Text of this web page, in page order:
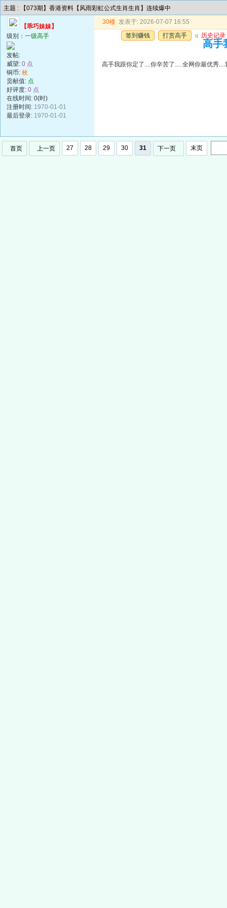
主题 : 【073期】香港资料【风雨彩虹公式生肖生肖】连续爆中
【乖巧妹妹】
级别： 一级高手
发帖:
威望: 0 点
铜币: 枚
贡献值: 点
好评度: 0 点
在线时间: 0(时)
注册时间: 1970-01-01
最后登录: 1970-01-01
30楼 发表于: 2026-07-07 16:55
签到赚钱
打赏高手 u 历史记录
高手
高手我跟你定了....你辛苦了.....全网你最优秀
首页 上一页 27 28 29 30 31 下一页 末页